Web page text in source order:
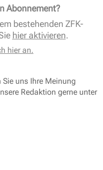
Abonnement?
bestehenden ZFK-
hier aktivieren.
hier an.
Sie uns Ihre Meinung
Redaktion gerne unter